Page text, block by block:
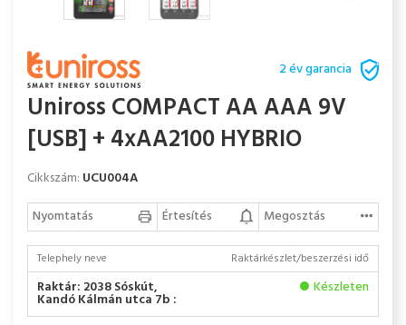
2 év garancia
Uniross COMPACT AA AAA 9V
[USB] + 4xAA2100 HYBRIO
Cikkszám: UCU004A
Nyomtatás
Értesítés Megosztás
Telephely neve Raktárkészlet/beszerzési idő
Raktár: 2038 Sóskút,
Kandó Kálmán utca 7b :
Készleten